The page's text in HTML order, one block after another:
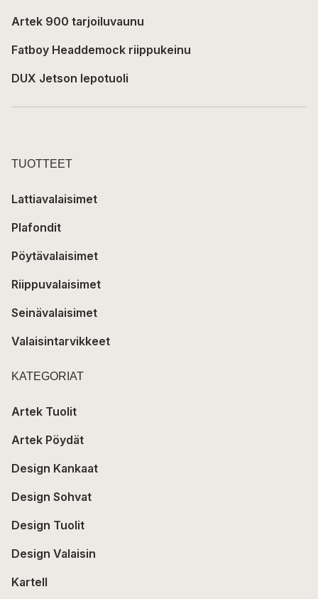
Artek 900 tarjoiluvaunu
Fatboy Headdemock riippukeinu
DUX Jetson lepotuoli
TUOTTEET
Lattiavalaisimet
Plafondit
Pöytävalaisimet
Riippuvalaisimet
Seinävalaisimet
Valaisintarvikkeet
KATEGORIAT
Artek Tuolit
Artek Pöydät
Design Kankaat
Design Sohvat
Design Tuolit
Design Valaisin
Kartell